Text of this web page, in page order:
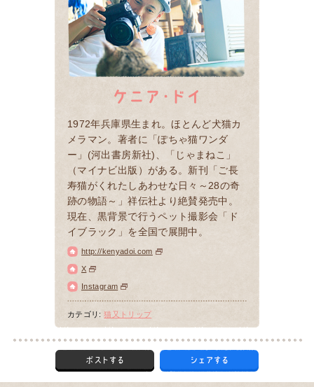
1972年兵庫県生まれ。ほとんど犬猫カ
メラマン。著者に「ぽちゃ猫ワンダ
ー」(河出書房新社)、「じゃまねこ」
（マイナビ出版）がある。新刊「ご長
寿猫がくれたしあわせな日々～28の奇
跡の物語～」祥伝社より絶賛発売中。
現在、黒背景で行うペット撮影会「ド
イブラック」を全国で展開中。
http://kenyadoi.com
X
Instagram
カテゴリ:猫又トリップ